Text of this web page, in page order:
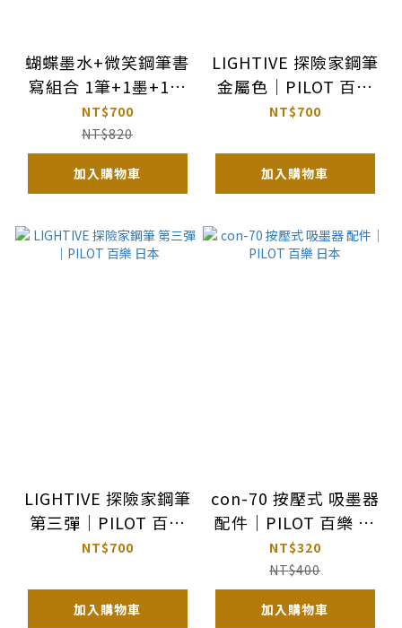
蝴蝶墨水+微笑鋼筆書
寫組合 1筆+1墨+1吸
墨器
NT$700
NT$820
加入購物車
LIGHTIVE 探險家鋼筆
金屬色｜PILOT 百樂
日本
NT$700
加入購物車
LIGHTIVE 探險家鋼筆
第三彈｜PILOT 百樂
日本
NT$700
加入購物車
con-70 按壓式 吸墨器
配件｜PILOT 百樂 日
本
NT$320
NT$400
加入購物車